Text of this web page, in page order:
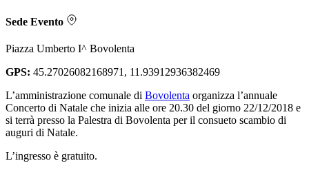
Sede Evento
Piazza Umberto I^ Bovolenta
GPS: 45.27026082168971, 11.93912936382469
L’amministrazione comunale di Bovolenta organizza l’annuale
Concerto di Natale che inizia alle ore 20.30 del giorno 22/12/2018 e
si terrà presso la Palestra di Bovolenta per il consueto scambio di
auguri di Natale.
L’ingresso è gratuito.